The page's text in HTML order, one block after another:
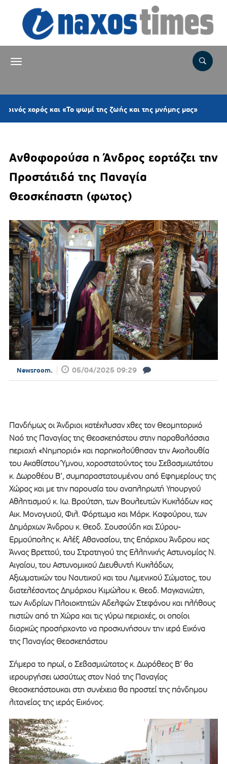
της ζωής και της μνήμης μας» 6 ώρες πριν Νάξος:
Ανθοφορούσα η Άνδρος εορτάζει την
Προστάτιδά της Παναγία
Θεοσκέπαστη (φωτος)
Newsroom. 05/04/2025 09:29
Πανδήμως οι Άνδριοι κατέκλυσαν χθες τον Θεομητορικό
Ναό της Παναγίας της Θεοσκεπάστου στην παραθαλάσσια
περιοχή «Νημποριό» και παρηκολούθησαν την Ακολουθία
του Ακαθίστου Ύμνου, χοροστατούντος του Σεβασμιωτάτου
κ. Δωροθέου Β’, συμπαραστατουμένου από Εφημερίους της
Χώρας και με την παρουσία του αναπληρωτή Υπουργού
Αθλητισμού κ. Ιω. Βρούτση, των Βουλευτών Κυκλάδων κας
Αικ. Μονογυιού, Φιλ. Φόρτωμα και Μάρκ. Καφούρου, των
Δημάρχων Άνδρου κ. Θεοδ. Σουσούδη και Σύρου-
Ερμούπολης κ. Αλέξ. Αθανασίου, της Επάρχου Άνδρου κας
Άννας Βρεττού, του Στρατηγού της Ελληνικής Αστυνομίας Ν.
Αιγαίου, του Αστυνομικού Διευθυντή Κυκλάδων,
Αξιωματικών του Ναυτικού και του Λιμενικού Σώματος, του
διατελέσαντος Δημάρχου Κιμώλου κ. Θεοδ. Μαγκανιώτη,
των Ανδρίων Πλοιοκτητών Αδελφών Στεφάνου και πλήθους
πιστών από τη Χώρα και τις γύρω περιοχές, οι οποίοι
διαρκώς προσήρχοντο να προσκυνήσουν την ιερά Εικόνα
της Παναγίας Θεοσκεπάστου
Σήμερα το πρωί, ο Σεβασμιώτατος κ. Δωρόθεος Β’ θα
ιερουργήσει ωσαύτως στον Ναό της Παναγίας
Θεοσκεπάστουκαι στη συνέχεια θα προστεί της πάνδημου
λιτανείας της ιεράς Εικόνος.